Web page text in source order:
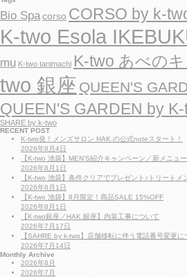
k
g
o
y
Bio Spa corso CORSO by k-
K-two Esola
mu K-two tanimachi K-two あべの
two 銀座 QUEEN'S
QUEEN'S GARDEN by
SHARE by k-two
RECENT POST
K-two発！メンズサロン HAK.の公式noteスタート！
2026年8月4日
【K-two 池袋】MEN’S紹介キャンペーン／新メニュ
2026年8月1日
【K-two 池袋】条件クリアでプレゼント♪トリートメ
2026年8月1日
【K-two 池袋】8月限定！商品SALE 15%OFF
2026年8月1日
【K-two銀座／HAK.銀座】内装工事について
2026年7月17日
【SAHRE by k-two】店舗移転に伴う電話番号変更に
2026年7月14日
Monthly Archive
2026年8月
2026年7月